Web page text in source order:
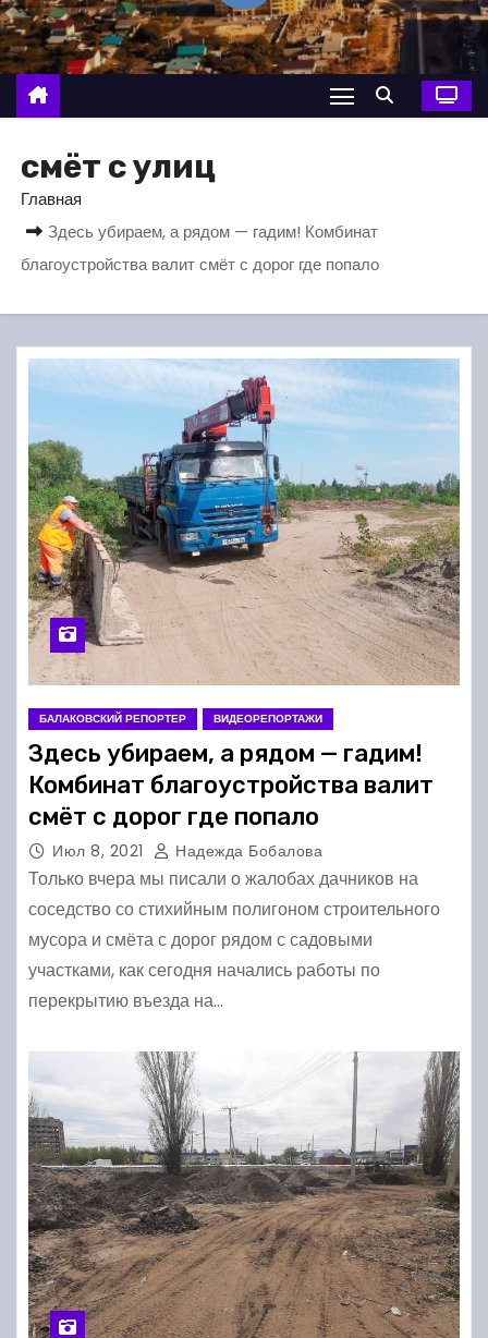
о
м
у
смёт с улиц
Главная
Здесь убираем, а рядом — гадим! Комбинат
благоустройства валит смёт с дорог где попало
БАЛАКОВСКИЙ РЕПОРТЕР ВИДЕОРЕПОРТАЖИ
Здесь убираем, а рядом — гадим!
Комбинат благоустройства валит
смёт с дорог где попало
Июл 8, 2021 Надежда Бобалова
Только вчера мы писали о жалобах дачников на
соседство со стихийным полигоном строительного
мусора и смёта с дорог рядом с садовыми
участками, как сегодня начались работы по
перекрытию въезда на…